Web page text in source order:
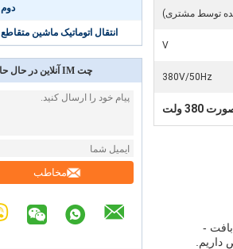
دوم
انتقال اتوماتیک ماشین متقاطع
چت IM آنلاین در حال حاضر
مخاطب
V
380V/50Hz
ولت
-